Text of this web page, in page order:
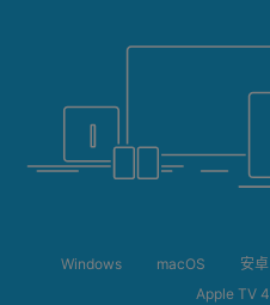
Windows macOS 安卓
Apple TV 4